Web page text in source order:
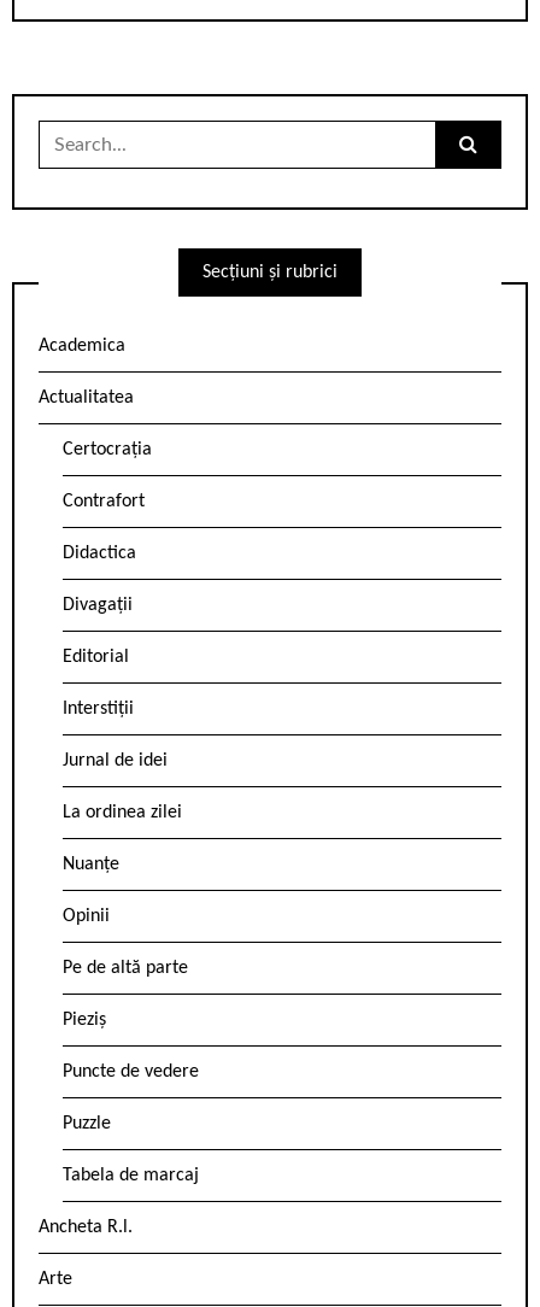
Search
Secțiuni și rubrici
Academica
Actualitatea
Certocrația
Contrafort
Didactica
Divagații
Editorial
Interstiții
Jurnal de idei
La ordinea zilei
Nuanțe
Opinii
Pe de altă parte
Pieziș
Puncte de vedere
Puzzle
Tabela de marcaj
Ancheta R.l.
Arte